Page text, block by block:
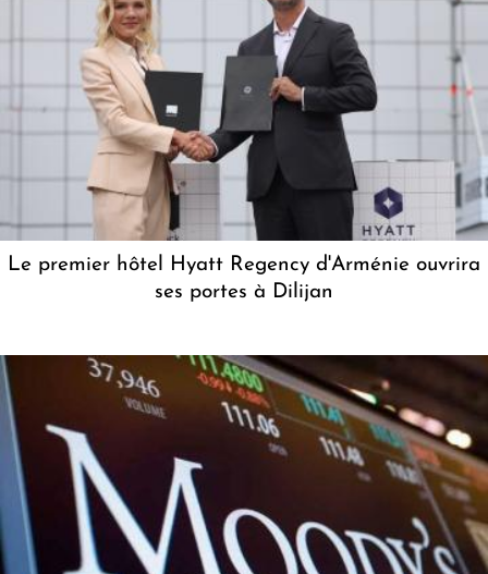
Le premier hôtel Hyatt Regency d'Arménie ouvrira
ses portes à Dilijan